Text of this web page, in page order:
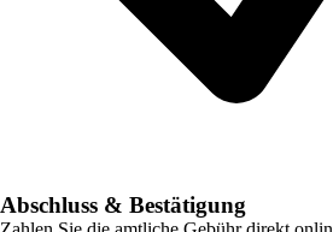
Abschluss & Bestätigung